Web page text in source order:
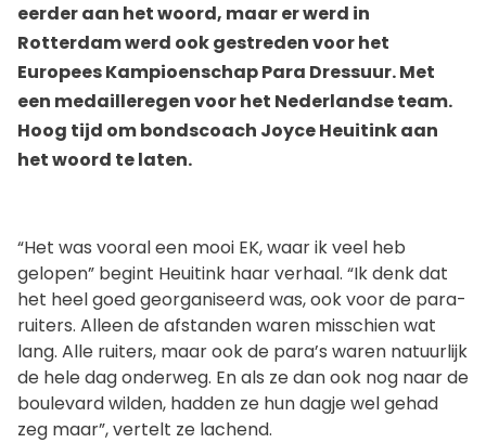
eerder aan het woord, maar er werd in
Rotterdam werd ook gestreden voor het
Europees Kampioenschap Para Dressuur. Met
een medailleregen voor het Nederlandse team.
Hoog tijd om bondscoach Joyce Heuitink aan
het woord te laten.
“Het was vooral een mooi EK, waar ik veel heb
gelopen” begint Heuitink haar verhaal. “Ik denk dat
het heel goed georganiseerd was, ook voor de para-
ruiters. Alleen de afstanden waren misschien wat
lang. Alle ruiters, maar ook de para’s waren natuurlijk
de hele dag onderweg. En als ze dan ook nog naar de
boulevard wilden, hadden ze hun dagje wel gehad
zeg maar”, vertelt ze lachend.